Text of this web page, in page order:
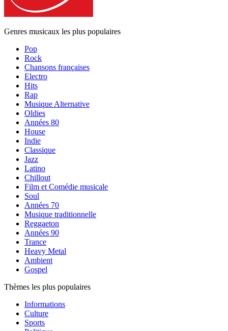
Genres musicaux les plus populaires
Pop
Rock
Chansons françaises
Electro
Hits
Rap
Musique Alternative
Oldies
Années 80
House
Indie
Classique
Jazz
Latino
Chillout
Film et Comédie musicale
Soul
Années 70
Musique traditionnelle
Reggaeton
Années 90
Trance
Heavy Metal
Ambient
Gospel
Thèmes les plus populaires
Informations
Culture
Sports